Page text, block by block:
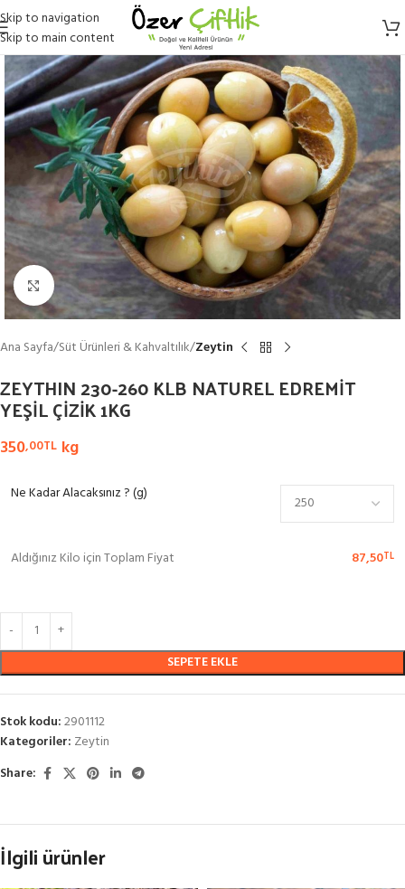
Skip to navigation
Skip to main content
Click to enlarge
Ana Sayfa Süt Ürünleri & Kahvaltılık Zeytin
ZEYTHIN 230-260 KLB NATUREL EDREMİT
YEŞİL ÇİZİK 1KG
350,00TL kg
Ne Kadar Alacaksınız ? (g)
Aldığınız Kilo için Toplam Fiyat 87,50TL
SEPETE EKLE
Stok kodu:2901112
Kategoriler: Zeytin
Share:
İlgili ürünler